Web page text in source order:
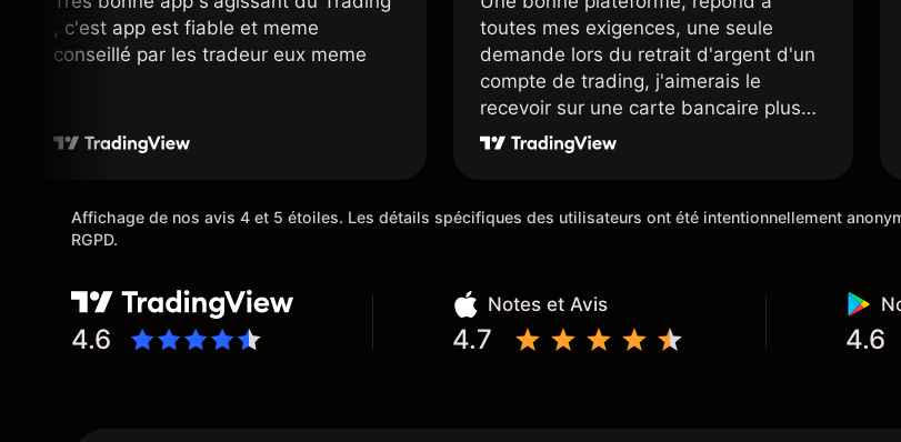
, c'est app est fiable et meme
conseillé par les tradeur eux meme
toutes mes exigences, une seule
demande lors du retrait d'argent d'un
compte de trading, j'aimerais le
recevoir sur une carte bancaire plus
rapidement, mais dans l'ensemble je
Affichage de nos avis 4 et 5 étoiles. Les détails spécifiques des utilisateurs ont été intentionnellement
RGPD.
4.6
Notes et Avis
4.7 4.6